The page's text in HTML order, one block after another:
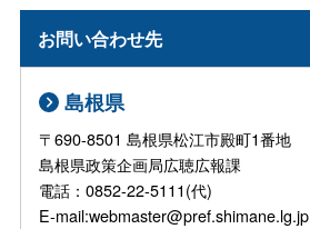
お問い合わせ先
島根県
〒690-8501 島根県松江市殿町1番地
島根県政策企画局広聴広報課
電話：0852-22-5111(代)
E-mail:webmaster@pref.shimane.lg.jp